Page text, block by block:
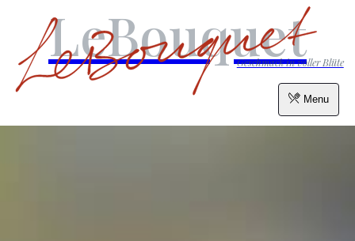
Menu
LeBouquet
Geschmack in voller Blüte